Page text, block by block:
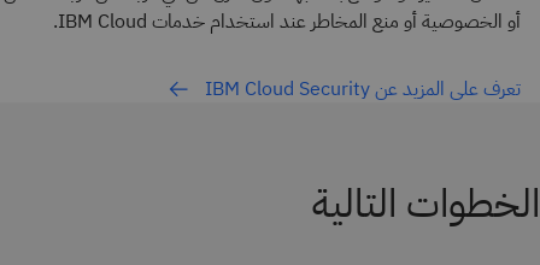
أو الخصوصية أو منع المخاطر عند استخدام خدمات IBM Cloud.
تعرف على المزيد عن IBM Cloud Security
الخطوات التالية